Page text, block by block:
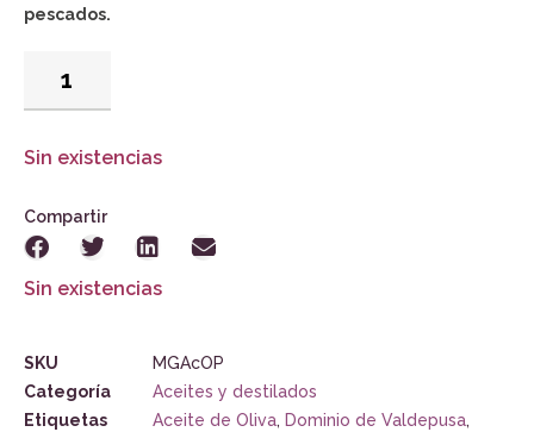
pescados.
Sin existencias
Compartir
Sin existencias
SKU
MGAcOP
Categoría
Aceites y destilados
Etiquetas
Aceite de Oliva, Dominio de Valdepusa,